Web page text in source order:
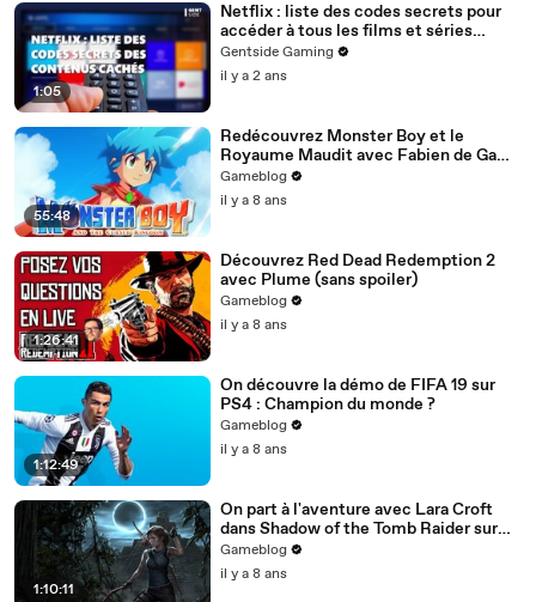
1:05
Netflix : liste des codes secrets pour
accéder à tous les films et séries
cachés
Gentside Gaming
il y a 2 ans
55:48
Redécouvrez Monster Boy et le
Royaume Maudit avec Fabien de Game
Atelier
Gameblog
il y a 8 ans
1:26:41
Découvrez Red Dead Redemption 2
avec Plume (sans spoiler)
Gameblog
il y a 8 ans
1:12:49
On découvre la démo de FIFA 19 sur
PS4 : Champion du monde ?
Gameblog
il y a 8 ans
1:10:11
On part à l'aventure avec Lara Croft
dans Shadow of the Tomb Raider sur
PS4 Pro
Gameblog
il y a 8 ans